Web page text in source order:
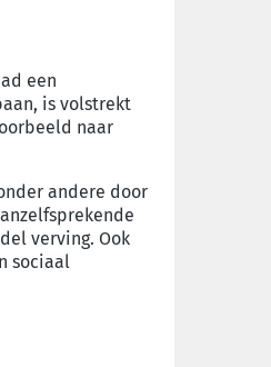
een
is volstrekt
naar
andere door
verving. Ook
sociaal